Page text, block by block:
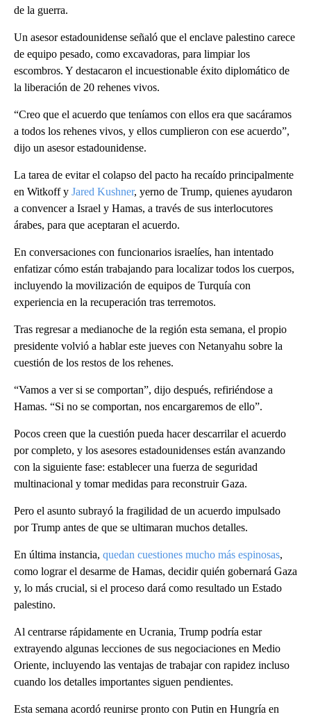
de la guerra.
Un asesor estadounidense señaló que el enclave palestino carece
de equipo pesado, como excavadoras, para limpiar los
escombros. Y destacaron el incuestionable éxito diplomático de
la liberación de 20 rehenes vivos.
“Creo que el acuerdo que teníamos con ellos era que sacáramos
a todos los rehenes vivos, y ellos cumplieron con ese acuerdo”,
dijo un asesor estadounidense.
La tarea de evitar el colapso del pacto ha recaído principalmente
en Witkoff y Jared Kushner, yerno de Trump, quienes ayudaron
a convencer a Israel y Hamas, a través de sus interlocutores
árabes, para que aceptaran el acuerdo.
En conversaciones con funcionarios israelíes, han intentado
enfatizar cómo están trabajando para localizar todos los cuerpos,
incluyendo la movilización de equipos de Turquía con
experiencia en la recuperación tras terremotos.
Tras regresar a medianoche de la región esta semana, el propio
presidente volvió a hablar este jueves con Netanyahu sobre la
cuestión de los restos de los rehenes.
“Vamos a ver si se comportan”, dijo después, refiriéndose a
Hamas. “Si no se comportan, nos encargaremos de ello”.
Pocos creen que la cuestión pueda hacer descarrilar el acuerdo
por completo, y los asesores estadounidenses están avanzando
con la siguiente fase: establecer una fuerza de seguridad
multinacional y tomar medidas para reconstruir Gaza.
Pero el asunto subrayó la fragilidad de un acuerdo impulsado
por Trump antes de que se ultimaran muchos detalles.
En última instancia, quedan cuestiones mucho más espinosas,
como lograr el desarme de Hamas, decidir quién gobernará Gaza
y, lo más crucial, si el proceso dará como resultado un Estado
palestino.
Al centrarse rápidamente en Ucrania, Trump podría estar
extrayendo algunas lecciones de sus negociaciones en Medio
Oriente, incluyendo las ventajas de trabajar con rapidez incluso
cuando los detalles importantes siguen pendientes.
Esta semana acordó reunirse pronto con Putin en Hungría en